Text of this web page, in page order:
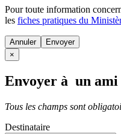
Pour toute information
les fiches pratiques du
Annuler
×
Envoyer à un ami
Tous les champs sont
Destinataire